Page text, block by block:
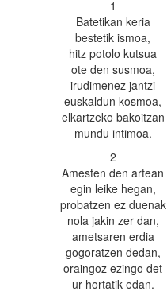
1
Batetikan keria
bestetik ismoa,
hitz potolo kutsua
ote den susmoa,
irudimenez jantzi
euskaldun kosmoa,
elkartzeko bakoitzan
mundu intimoa.
2
Amesten den artean
egin leike hegan,
probatzen ez duenak
nola jakin zer dan,
ametsaren erdia
gogoratzen dedan,
oraingoz ezingo det
ur hortatik edan.